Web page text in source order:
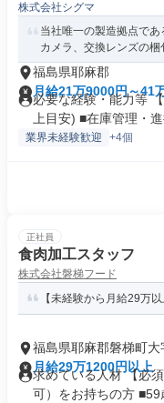
株式会社シグマ
当社唯一の製造拠点で
カメラ、交換レンズの梱
福島県耶麻郡
月給21万9000円～41
必要な経験・能力等
上目安) ■在庫管理・進
業界未経験歓迎 +4個
正社員
食肉加工スタッフ
株式会社磐梯フード
【未経験から月給29万
福島県耶麻郡磐梯町
月給29万1200円以上
求めている人材 【必
可）をお持ちの方 ■59